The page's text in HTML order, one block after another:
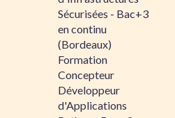
Sécurisées - Bac+3
en continu
(Bordeaux)
Formation
Concepteur
Développeur
d'Applications